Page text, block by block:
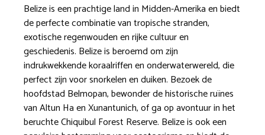
Belize is een prachtige land in Midden-Amerika en biedt
de perfecte combinatie van tropische stranden,
exotische regenwouden en rijke cultuur en
geschiedenis. Belize is beroemd om zijn
indrukwekkende koraalriffen en onderwaterwereld, die
perfect zijn voor snorkelen en duiken. Bezoek de
hoofdstad Belmopan, bewonder de historische ruïnes
van Altun Ha en Xunantunich, of ga op avontuur in het
beruchte Chiquibul Forest Reserve. Belize is ook een